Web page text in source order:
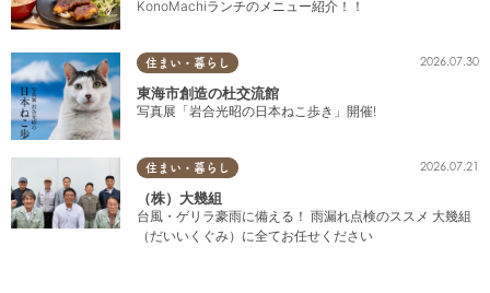
KonoMachiランチのメニュー紹介！！
住まい・暮らし 2026.07.30
東海市創造の杜交流館
写真展「岩合光昭の日本ねこ歩き」開催!
住まい・暮らし 2026.07.21
（株）大幾組
台風・ゲリラ豪雨に備える！ 雨漏れ点検のススメ 大幾組
（だいいくぐみ）に全てお任せください